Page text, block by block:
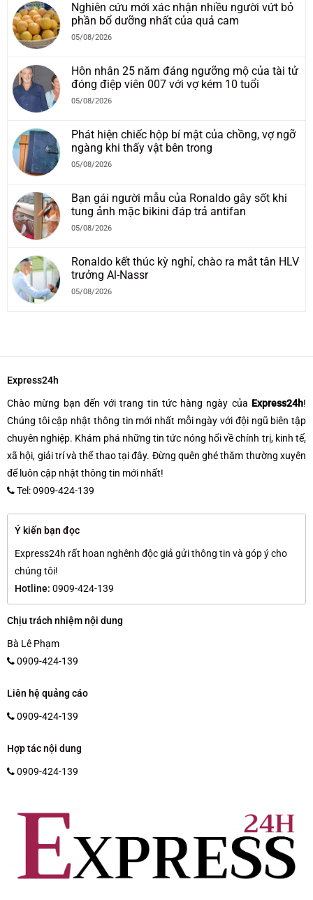
Nghiên cứu mới xác nhận nhiều người vứt bỏ
phần bổ dưỡng nhất của quả cam
05/08/2026
Hôn nhân 25 năm đáng ngưỡng mộ của tài tử
đóng điệp viên 007 với vợ kém 10 tuổi
05/08/2026
Phát hiện chiếc hộp bí mật của chồng, vợ ngỡ
ngàng khi thấy vật bên trong
05/08/2026
Bạn gái người mẫu của Ronaldo gây sốt khi
tung ảnh mặc bikini đáp trả antifan
05/08/2026
Ronaldo kết thúc kỳ nghỉ, chào ra mắt tân HLV
trưởng Al-Nassr
05/08/2026
Express24h
Chào mừng bạn đến với trang tin tức hàng ngày của Express24h!
Chúng tôi cập nhật thông tin mới nhất mỗi ngày với đội ngũ biên tập
chuyên nghiệp. Khám phá những tin tức nóng hổi về chính trị, kinh tế,
xã hội, giải trí và thể thao tại đây. Đừng quên ghé thăm thường xuyên
để luôn cập nhật thông tin mới nhất!
Tel: 0909-424-139
Ý kiến bạn đọc
Express24h rất hoan nghênh độc giả gửi thông tin và góp ý cho
chúng tôi!
Hotline: 0909-424-139
Chịu trách nhiệm nội dung
Bà Lê Phạm
0909-424-139
Liên hệ quảng cáo
0909-424-139
Hợp tác nội dung
0909-424-139